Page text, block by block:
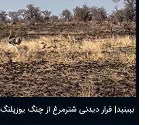
ببینید| فرار دیدنی شترمرغ از چنگ یوزپلنگ